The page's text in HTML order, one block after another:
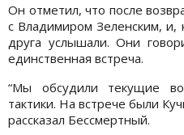
Он отметил, что после
с Владимиром Зеленским, и,
друга услышали. Они
единственная встреча.
“Мы обсудили текущие
тактики. На встрече были
рассказал Бессмертный.